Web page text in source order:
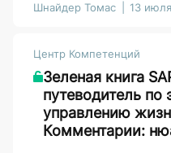
Шнайдер Томас 13
Центр Компетенций
Зеленая книга
путеводитель
управлению
Комментарии: